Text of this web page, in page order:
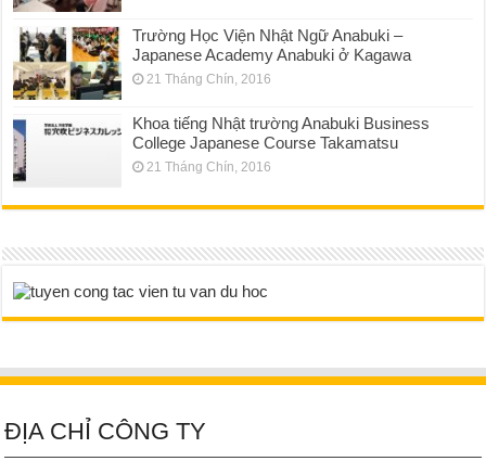
Trường Học Viện Nhật Ngữ Anabuki –
Japanese Academy Anabuki ở Kagawa
21 Tháng Chín, 2016
Khoa tiếng Nhật trường Anabuki Business
College Japanese Course Takamatsu
21 Tháng Chín, 2016
ĐỊA CHỈ CÔNG TY